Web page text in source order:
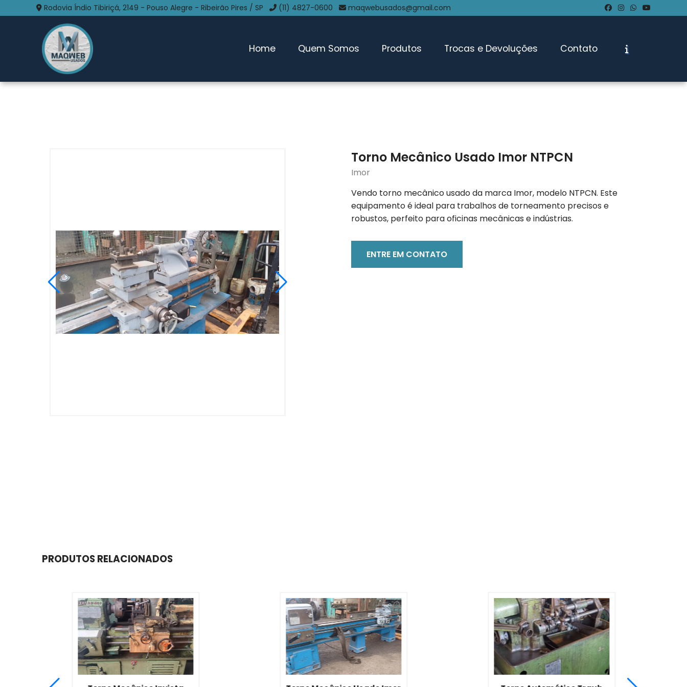
Rodovia Índio Tibiriçá, 2149 - Pouso Alegre - Ribeirão Pires / SP (11) 4827-0600 maqwebusados@gmail.com
Home Quem Somos Produtos Trocas e Devoluções Contato
Torno Mecânico Usado Imor NTPCN
Imor
Vendo torno mecânico usado da marca Imor, modelo NTPCN. Este
equipamento é ideal para trabalhos de torneamento precisos e
robustos, perfeito para oficinas mecânicas e indústrias.
ENTRE EM CONTATO
PRODUTOS RELACIONADOS